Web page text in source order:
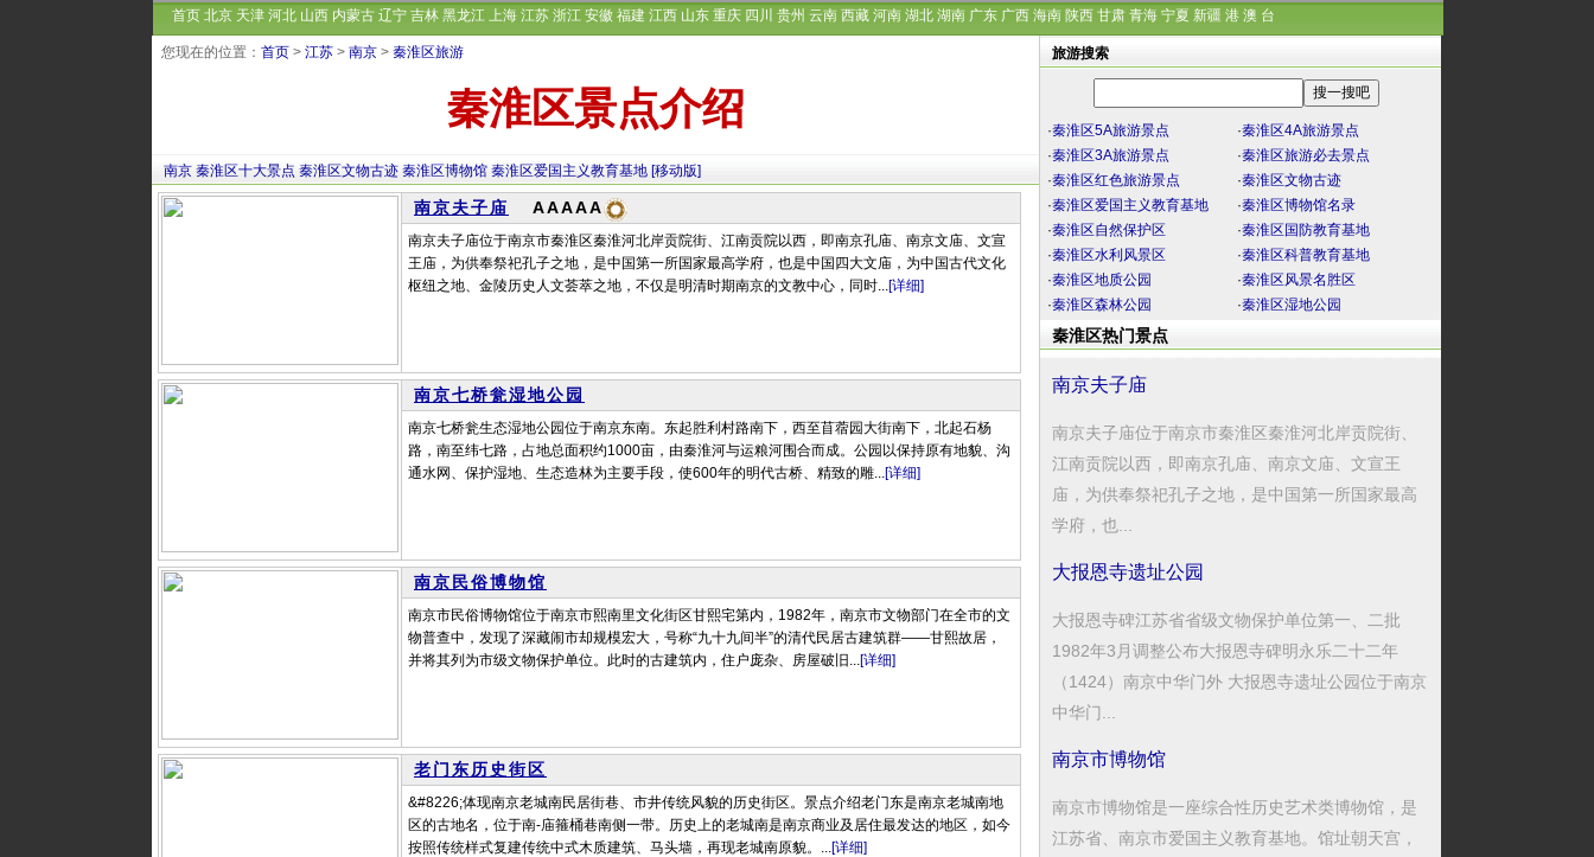
首页 北京 天津 河北 山西 内蒙古 辽宁 吉林 黑龙江 上海 江苏 浙江 安徽 福建 江西 山东 重庆 四川 贵州 云南 西藏 河南 湖北 湖南 广东 广西 海南 陕西 甘肃 青海 宁夏 新疆 港 澳 台
您现在的位置： 首页 > 江苏 > 南京 > 秦淮区旅游
秦淮区景点介绍
南京 秦淮区十大景点 秦淮区文物古迹 秦淮区博物馆 秦淮区爱国主义教育基地 [移动版]
南京夫子庙 AAAAA
南京夫子庙位于南京市秦淮区秦淮河北岸贡院街、江南贡院以西，即南京孔庙、南京文庙、文宣
王庙，为供奉祭祀孔子之地，是中国第一所国家最高学府，也是中国四大文庙，为中国古代文化
枢纽之地、金陵历史人文荟萃之地，不仅是明清时期南京的文教中心，同时...[详细]
南京七桥瓮湿地公园
南京七桥瓮生态湿地公园位于南京东南。东起胜利村路南下，西至苜蓿园大街南下，北起石杨
路，南至纬七路，占地总面积约1000亩，由秦淮河与运粮河围合而成。公园以保持原有地貌、沟
通水网、保护湿地、生态造林为主要手段，使600年的明代古桥、精致的雕...[详细]
南京民俗博物馆
南京市民俗博物馆位于南京市熙南里文化街区甘熙宅第内，1982年，南京市文物部门在全市的文
物普查中，发现了深藏闹市却规模宏大，号称“九十九间半”的清代民居古建筑群——甘熙故居，
并将其列为市级文物保护单位。此时的古建筑内，住户庞杂、房屋破旧...[详细]
老门东历史街区
&#8226;体现南京老城南民居街巷、市井传统风貌的历史街区。景点介绍老门东是南京老城南地
区的古地名，位于南-庙箍桶巷南侧一带。历史上的老城南是南京商业及居住最发达的地区，如今
按照传统样式复建传统中式木质建筑、马头墙，再现老城南原貌。...[详细]
旅游搜索
·秦淮区5A旅游景点 ·秦淮区4A旅游景点
·秦淮区3A旅游景点 ·秦淮区旅游必去景点
·秦淮区红色旅游景点 ·秦淮区文物古迹
·秦淮区爱国主义教育基地 ·秦淮区博物馆名录
·秦淮区自然保护区 ·秦淮区国防教育基地
·秦淮区水利风景区 ·秦淮区科普教育基地
·秦淮区地质公园 ·秦淮区风景名胜区
·秦淮区森林公园 ·秦淮区湿地公园
秦淮区热门景点
南京夫子庙
南京夫子庙位于南京市秦淮区秦淮河北岸贡院街、
江南贡院以西，即南京孔庙、南京文庙、文宣王
庙，为供奉祭祀孔子之地，是中国第一所国家最高
学府，也...
大报恩寺遗址公园
大报恩寺碑江苏省省级文物保护单位第一、二批
1982年3月调整公布大报恩寺碑明永乐二十二年
（1424）南京中华门外 大报恩寺遗址公园位于南京
中华门...
南京市博物馆
南京市博物馆是一座综合性历史艺术类博物馆，是
江苏省、南京市爱国主义教育基地。馆址朝天宫，